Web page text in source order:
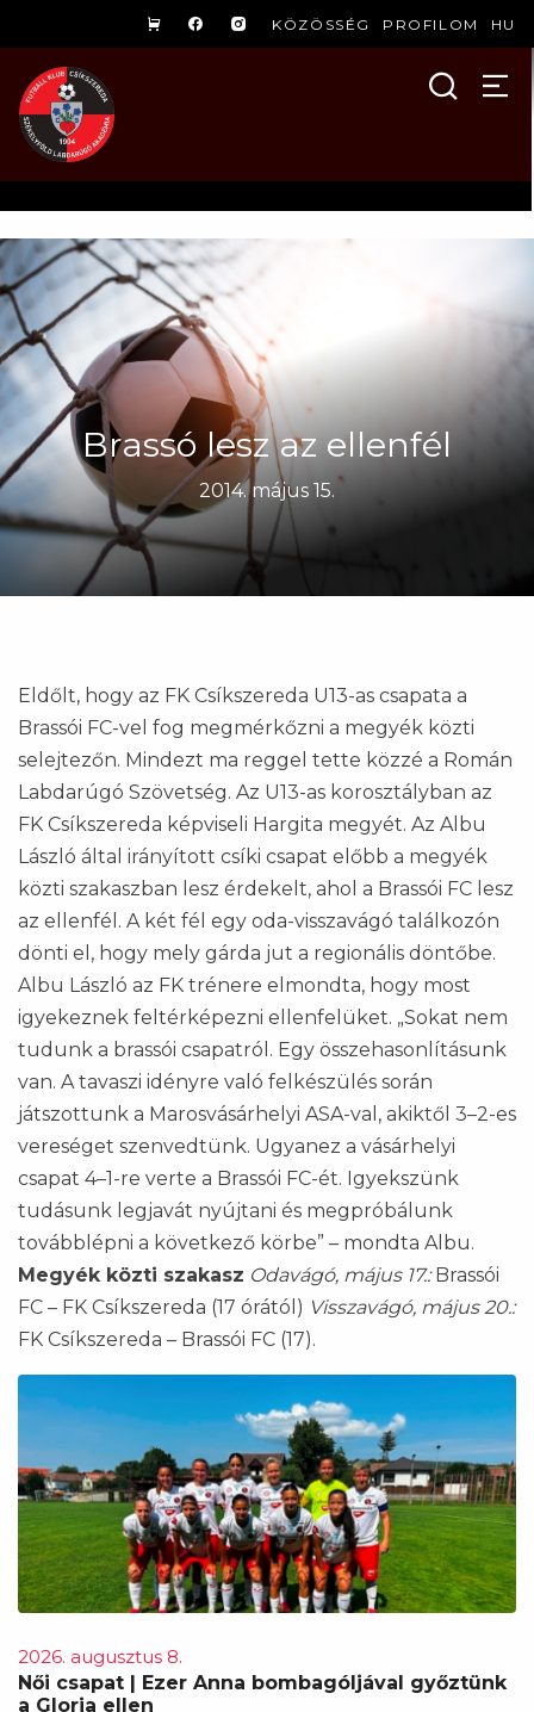
KÖZÖSSÉG PROFILOM HU
Brassó lesz az ellenfél
2014. május 15.
Eldőlt, hogy az FK Csíkszereda U13-as csapata a
Brassói FC-vel fog megmérkőzni a megyék közti
selejtezőn. Mindezt ma reggel tette közzé a Román
Labdarúgó Szövetség. Az U13-as korosztályban az
FK Csíkszereda képviseli Hargita megyét. Az Albu
László által irányított csíki csapat előbb a megyék
közti szakaszban lesz érdekelt, ahol a Brassói FC lesz
az ellenfél. A két fél egy oda-visszavágó találkozón
dönti el, hogy mely gárda jut a regionális döntőbe.
Albu László az FK trénere elmondta, hogy most
igyekeznek feltérképezni ellenfelüket. „Sokat nem
tudunk a brassói csapatról. Egy összehasonlításunk
van. A tavaszi idényre való felkészülés során
játszottunk a Marosvásárhelyi ASA-val, akiktől 3–2-es
vereséget szenvedtünk. Ugyanez a vásárhelyi
csapat 4–1-re verte a Brassói FC-ét. Igyekszünk
tudásunk legjavát nyújtani és megpróbálunk
továbblépni a következő körbe” – mondta Albu.
Megyék közti szakasz Odavágó, május 17.:Brassói
FC – FK Csíkszereda (17 órától) Visszavágó, május 20.:
FK Csíkszereda – Brassói FC (17).
2026. augusztus 8.
Női csapat | Ezer Anna bombagóljával győztünk
a Gloria ellen